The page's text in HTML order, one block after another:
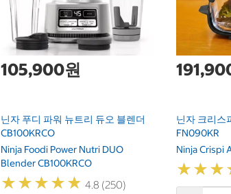
105,900원
닌자 푸디 파워 뉴트리 듀오 블렌더
CB100KRCO
Ninja Foodi Power Nutri DUO
Blender CB100KRCO
★★★★★
★★★★★ 4.8 (250)
닌자 크리스
FN090KR
Ninja Crispi
★★★
★★★